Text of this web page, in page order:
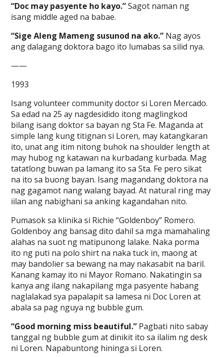
“Doc may pasyente ho kayo.”Sagot naman ng
isang middle aged na babae.
“Sige Aleng Mameng susunod na ako.” Nag ayos
ang dalagang doktora bago ito lumabas sa silid nya.
——
1993
Isang volunteer community doctor si Loren Mercado.
Sa edad na 25 ay nagdesidido itong maglingkod
bilang isang doktor sa bayan ng Sta Fe. Maganda at
simple lang kung titignan si Loren, may katangkaran
ito, unat ang itim nitong buhok na shoulder length at
may hubog ng katawan na kurbadang kurbada. Mag
tatatlong buwan pa lamang ito sa Sta. Fe pero sikat
na ito sa buong bayan. Isang magandang doktora na
nag gagamot nang walang bayad. At natural ring may
iilan ang nabighani sa anking kagandahan nito.
Pumasok sa klinika si Richie “Goldenboy” Romero.
Goldenboy ang bansag dito dahil sa mga mamahaling
alahas na suot ng matipunong lalake. Naka porma
ito ng puti na polo shirt na naka tuck in, maong at
may bandolier sa bewang na may nakasabit na baril.
Kanang kamay ito ni Mayor Romano. Nakatingin sa
kanya ang ilang nakapilang mga pasyente habang
naglalakad sya papalapit sa lamesa ni Doc Loren at
abala sa pag nguya ng bubble gum.
“Good morning miss beautiful.” Pagbati nito sabay
tanggal ng bubble gum at dinikit ito sa ilalim ng desk
ni Loren. Napabuntong hininga si Loren.